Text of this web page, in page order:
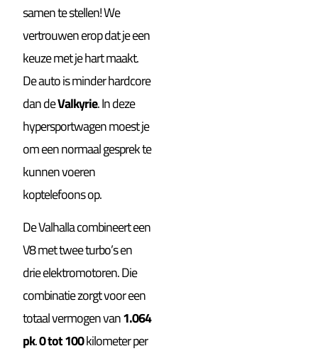
samen te stellen! We
vertrouwen erop dat je een
keuze met je hart maakt.
De auto is minder hardcore
dan deValkyrie. In deze
hypersportwagen moest je
om een normaal gesprek te
kunnen voeren
koptelefoons op.
De Valhalla combineert een
V8 met twee turbo’s en
drie elektromotoren. Die
combinatie zorgt voor een
totaal vermogen van1.064
pk.0 tot 100kilometer per